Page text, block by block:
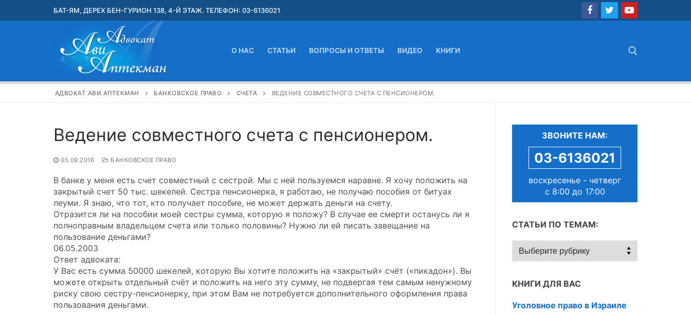
БАТ-ЯМ, ДЕРЕХ БЕН-ГУРИОН 138, 4-Й ЭТАЖ. ТЕЛЕФОН: 03-6136021
О НАС СТАТЬИ ВОПРОСЫ И ОТВЕТЫ ВИДЕО КНИГИ
АДВОКАТ АВИ АПТЕКМАН БАНКОВСКОЕ ПРАВО СЧЕТА ВЕДЕНИЕ СОВМЕСТНОГО СЧЕТА С ПЕНСИОНЕРОМ.
Ведение совместного счета с пенсионером.
05.09.2016 БАНКОВСКОЕ ПРАВО
В банке у меня есть счет совместный с сестрой. Мы с ней пользуемся наравне. Я хочу положить на
закрытый счет 50 тыс. шекелей. Сестра пенсионерка, я работаю, не получаю пособия от битуах
леуми. Я знаю, что тот, кто получает пособие, не может держать деньги на счету.
Отразится ли на пособии моей сестры сумма, которую я положу? В случае ее смерти останусь ли я
полноправным владельцем счета или только половины? Нужно ли ей писать завещание на
пользование деньгами?
06.05.2003
Ответ адвоката:
У Вас есть сумма 50000 шекелей, которую Вы хотите положить на «закрытый» счёт («пикадон»). Вы
можете открыть отдельный счёт и положить на него эту сумму, не подвергая тем самым ненужному
риску свою сестру-пенсионерку, при этом Вам не потребуется дополнительного оформления права
пользования деньгами.
ЗВОНИТЕ НАМ:
03-6136021
воскресенье - четверг
с 8:00 до 17:00
СТАТЬИ ПО ТЕМАМ:
Статьи
по
КНИГИ ДЛЯ ВАС
Уголовное право в Израиле